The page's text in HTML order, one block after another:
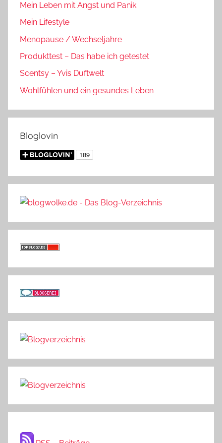
Mein Leben mit Angst und Panik
Mein Lifestyle
Menopause / Wechseljahre
Produkttest – Das habe ich getestet
Scentsy – Yvis Duftwelt
Wohlfühlen und ein gesundes Leben
Bloglovin